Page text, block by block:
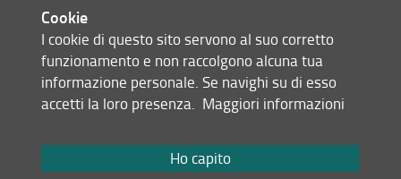
© Copyright 2012-2026 Università degli Studi di Firenze UNIFI
P.IVA/Cod.Fis 01279680480
Largo Brambilla, 3 - 50134 Firenze (FI)
Email:scuola(AT)sc-saluteumana.unifi.it
Cookie
I cookie di questo sito servono al suo corretto
funzionamento e non raccolgono alcuna tua
informazione personale. Se navighi su di esso
accetti la loro presenza. Maggiori informazioni
Ho capito